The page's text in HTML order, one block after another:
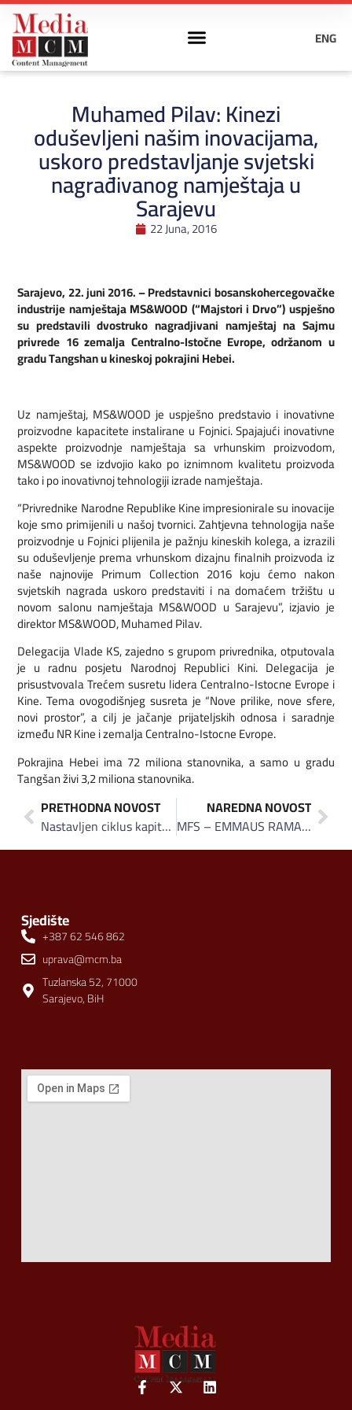
ENG
Muhamed Pilav: Kinezi
oduševljeni našim inovacijama,
uskoro predstavljanje svjetski
nagrađivanog namještaja u
Sarajevu
22 Juna, 2016
Sarajevo, 22. juni 2016. – Predstavnici bosanskohercegovačke
industrije namještaja MS&WOOD (“Majstori i Drvo”) uspješno
su predstavili dvostruko nagradjivani namještaj na Sajmu
privrede 16 zemalja Centralno-Istočne Evrope, održanom u
gradu Tangshan u kineskoj pokrajini Hebei.
Uz namještaj, MS&WOOD je uspješno predstavio i inovativne
proizvodne kapacitete instalirane u Fojnici. Spajajući inovativne
aspekte proizvodnje namještaja sa vrhunskim proizvodom,
MS&WOOD se izdvojio kako po iznimnom kvalitetu proizvoda
tako i po inovativnoj tehnologiji izrade namještaja.
“Privrednike Narodne Republike Kine impresionirale su inovacije
koje smo primijenili u našoj tvornici. Zahtjevna tehnologija naše
proizvodnje u Fojnici plijenila je pažnju kineskih kolega, a izrazili
su oduševljenje prema vrhunskom dizajnu finalnih proizvoda iz
naše najnovije Primum Collection 2016 koju ćemo nakon
svjetskih nagrada uskoro predstaviti i na domaćem tržištu u
novom salonu namještaja MS&WOOD u Sarajevu”, izjavio je
direktor MS&WOOD, Muhamed Pilav.
Delegacija Vlade KS, zajedno s grupom privrednika, otputovala
je u radnu posjetu Narodnoj Republici Kini. Delegacija je
prisustvovala Trećem susretu lidera Centralno-Istocne Evrope i
Kine. Tema ovogodišnjeg susreta je “Nove prilike, nove sfere,
novi prostor”, a cilj je jačanje prijateljskih odnosa i saradnje
između NR Kine i zemalja Centralno-Istocne Evrope.
Pokrajina Hebei ima 72 miliona stanovnika, a samo u gradu
Tangšan živi 3,2 miliona stanovnika.
PRETHODNA NOVOST
Nastavljen ciklus kapitalnih ulaganja: Visoko postalo veliko gradilište
NAREDNA NOVOST
MFS – EMMAUS RAMAZAN 2016: IFTARI I RAMAZANSKI PAKETI ZA POSTAČE ŠIROM BOSNE I HERCEGOVINE
Sjedište
+387 62 546 862
uprava@mcm.ba
Tuzlanska 52, 71000
Sarajevo, BiH